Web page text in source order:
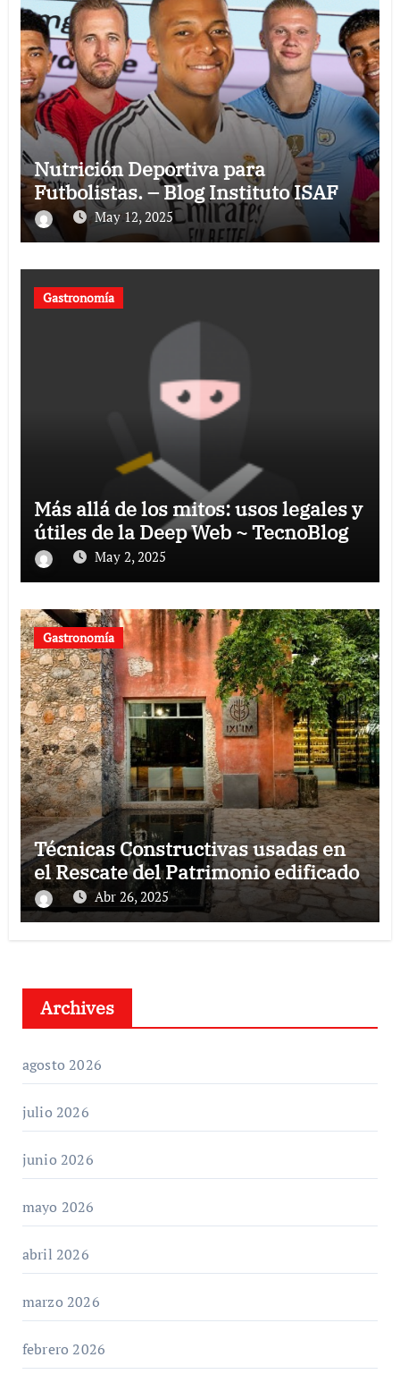
Nutrición Deportiva para
Futbolistas. – Blog Instituto ISAF
May 12, 2025
Gastronomía
Más allá de los mitos: usos legales y
útiles de la Deep Web ~ TecnoBlog
May 2, 2025
Gastronomía
Técnicas Constructivas usadas en
el Rescate del Patrimonio edificado
Abr 26, 2025
Archives
agosto 2026
julio 2026
junio 2026
mayo 2026
abril 2026
marzo 2026
febrero 2026